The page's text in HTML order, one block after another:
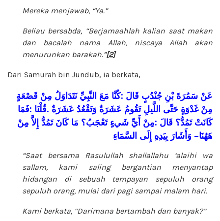
Mereka menjawab, “Ya.”
Beliau bersabda, “Berjamaahlah kalian saat makan
dan bacalah nama Allah, niscaya Allah akan
menurunkan barakah.”[2]
Dari Samurah bin Jundub, ia berkata,
عَنْ سَمُرَةَ بْنِ جُنْدُبٍ قَالَ :كُنَّا مَعَ النَّبِيِّ نَتَدَاوَلُ مِنْ قَصْعَةٍ
مِنْ غَدْوَةٍ حَتَّى اللَّيلِ تَقُومُ عَشَرَةٌ وَتَقْعُدُ عَشَرَةٌ .قُلْنَا :فَمَا
كَانَتْ تَمُدُّ؟ قَالَ :مِنْ أَيِّ شَيءٍ تَعْجَبُ؟ مَا كَانَ تَمُدُّ إِلاَّ مِنْ
هَهُنَا– وَأَشَارَ بِيَدِهِ إِلَى السَّمَاءِ
“Saat bersama Rasulullah shallallahu ‘alaihi wa
sallam, kami saling bergantian menyantap
hidangan di sebuah tempayan sepuluh orang
sepuluh orang, mulai dari pagi sampai malam hari.
Kami berkata, “Darimana bertambah dan banyak?”